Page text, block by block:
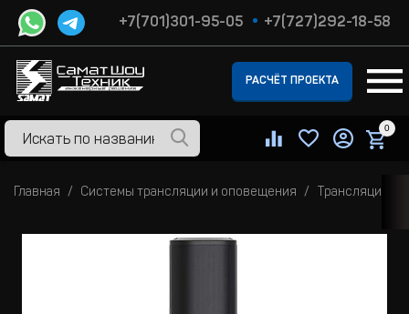
+7(701)301-95-05 +7(727)292-18-58
РАСЧЁТ ПРОЕКТА
0
Главная Системы трансляции и оповещения